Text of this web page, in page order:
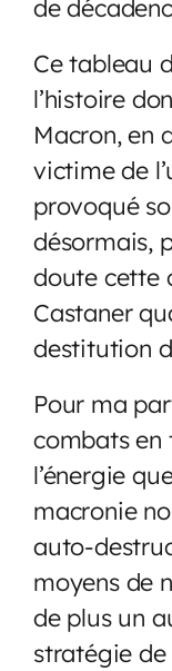
de
Ce tableau
l’histoire
Macron, en
victime de
provoqué
désormais,
doute cette
Castaner
destitution
Pour ma
combats en
l’énergie
macronie
auto-
moyens de
de plus un
stratégie